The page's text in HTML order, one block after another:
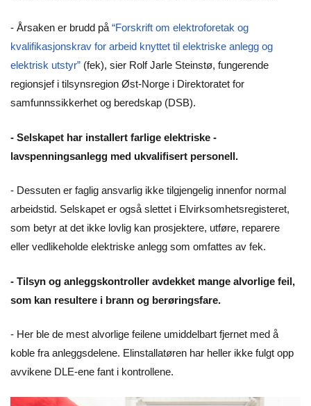
- Årsaken er brudd på“Forskrift om elektroforetak og
kvalifikasjonskrav for arbeid knyttet til elektriske anlegg og
elektrisk utstyr” (fek), sier Rolf Jarle Steinstø, fungerende
regionsjef i tilsynsregion Øst-Norge i Direktoratet for
samfunnssikkerhet og beredskap (DSB).
- Selskapet har installert farlige elektriske ­
lavspenningsanlegg med ukvalifisert personell.
- Dessuten er faglig ansvarlig ikke tilgjengelig innenfor normal
arbeidstid. Selskapet er også slettet i Elvirksomhetsregisteret,
som betyr at det ikke lovlig kan prosjektere, utføre, reparere
eller vedlikeholde elektriske anlegg som omfattes av fek.
- Tilsyn og anleggskontroller avdekket mange alvorlige feil,
som kan resultere i brann og berøringsfare.
- Her ble de mest alvorlige feilene umiddelbart fjernet med å
koble fra anleggsdelene. Elinstallatøren har heller ikke fulgt opp
avvikene DLE-ene fant i kontrollene.